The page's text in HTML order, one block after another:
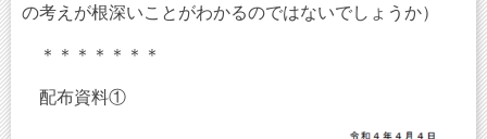
の考えが根深いことがわかるのではないでしょうか）
＊＊＊＊＊＊＊
配布資料①